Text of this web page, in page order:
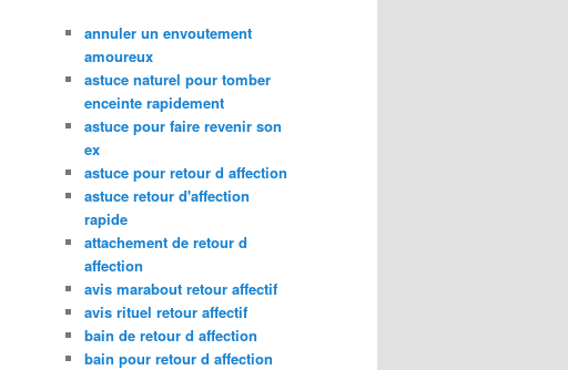
annuler un envoutement
amoureux
astuce naturel pour tomber
enceinte rapidement
astuce pour faire revenir son
ex
astuce pour retour d affection
astuce retour d'affection
rapide
attachement de retour d
affection
avis marabout retour affectif
avis rituel retour affectif
bain de retour d affection
bain pour retour d affection